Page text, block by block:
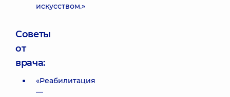
искусством.»
Советы
от
врача:
«Реабилитация
—